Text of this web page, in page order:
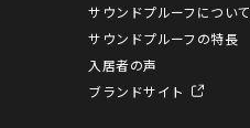
サウンドプルーフについて
サウンドプルーフの特長
入居者の声
ブランドサイト